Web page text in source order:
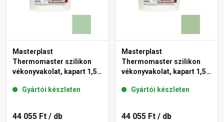
Masterplast
Thermomaster szilikon
vékonyvakolat, kapart 1,5
Gyártói készleten
44 055 Ft / db
Masterplast
Thermomaster szilikon
vékonyvakolat, kapart 1,5
Gyártói készleten
44 055 Ft / db